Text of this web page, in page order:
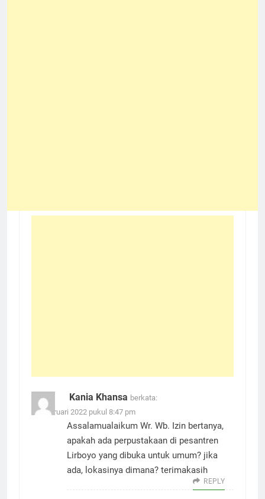
Kania Khansa berkata:
25 Februari 2022 pukul 8:47 pm
Assalamualaikum Wr. Wb. Izin bertanya,
apakah ada perpustakaan di pesantren
Lirboyo yang dibuka untuk umum? jika
ada, lokasinya dimana? terimakasih
REPLY